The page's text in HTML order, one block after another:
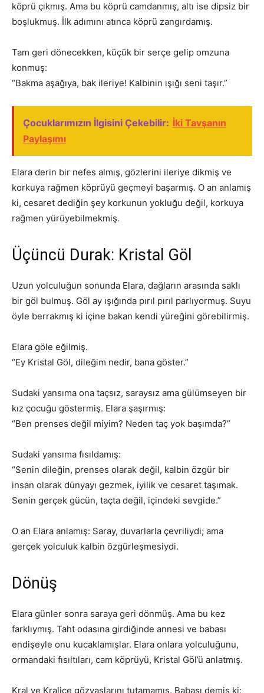
köprü çıkmış. Ama bu köprü camdanmış, altı ise dipsiz bir
boşlukmuş. İlk adımını atınca köprü zangırdamış.
Tam geri dönecekken, küçük bir serçe gelip omzuna
konmuş:
“Bakma aşağıya, bak ileriye! Kalbinin ışığı seni taşır.”
Çocuklarımızın İlgisini Çekebilir: İki Tavşanın
Paylaşımı
Elara derin bir nefes almış, gözlerini ileriye dikmiş ve
korkuya rağmen köprüyü geçmeyi başarmış. O an anlamış
ki, cesaret dediğin şey korkunun yokluğu değil, korkuya
rağmen yürüyebilmekmiş.
Üçüncü Durak: Kristal Göl
Uzun yolculuğun sonunda Elara, dağların arasında saklı
bir göl bulmuş. Göl ay ışığında pırıl pırıl parlıyormuş. Suyu
öyle berrakmış ki içine bakan kendi yüreğini görebilirmiş.
Elara göle eğilmiş.
“Ey Kristal Göl, dileğim nedir, bana göster.”
Sudaki yansıma ona taçsız, saraysız ama gülümseyen bir
kız çocuğu göstermiş. Elara şaşırmış:
“Ben prenses değil miyim? Neden taç yok başımda?”
Sudaki yansıma fısıldamış:
“Senin dileğin, prenses olarak değil, kalbin özgür bir
insan olarak dünyayı gezmek, iyilik ve cesaret taşımak.
Senin gerçek gücün, taçta değil, içindeki sevgide.”
O an Elara anlamış: Saray, duvarlarla çevriliydi; ama
gerçek yolculuk kalbin özgürleşmesiydi.
Dönüş
Elara günler sonra saraya geri dönmüş. Ama bu kez
farklıymış. Taht odasına girdiğinde annesi ve babası
endişeyle onu kucaklamışlar. Elara onlara yolculuğunu,
ormandaki fısıltıları, cam köprüyü, Kristal Göl’ü anlatmış.
Kral ve Kraliçe gözyaşlarını tutamamış. Babası demiş ki: